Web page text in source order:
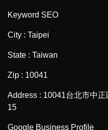
Keyword SEO
City : Taipei
State : Taiwan
Zip : 10041
Address : 10041台北市中
15
Google Business Profile